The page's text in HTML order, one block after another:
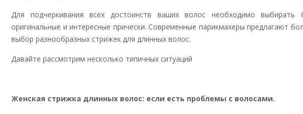
Для подчеркивания всех достоинств ваших волос необходимо выбирать
оригинальные и интересные прически. Современные парикмахеры предлагают
выбор разнообразных стрижек для длинных волос.
Давайте рассмотрим несколько типичных ситуаций
Женская стрижка длинных волос: если есть проблемы с волосами.